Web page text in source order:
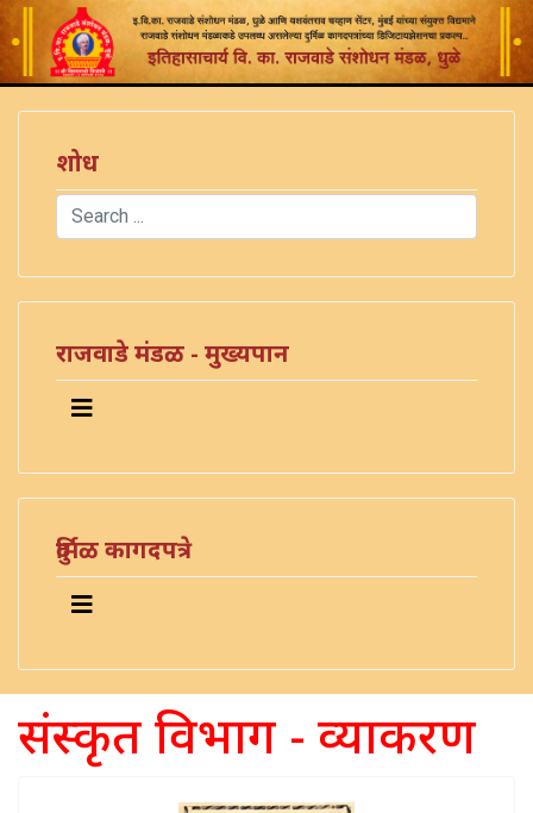
शोध
Search
राजवाडे मंडळ - मुख्यपान
दुर्मिळ कागदपत्रे
संस्कृत विभाग - व्याकरण